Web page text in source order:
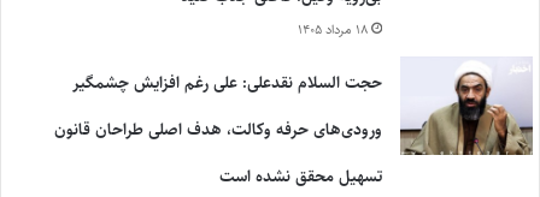
۱۸ مرداد ۱۴۰۵
حجت السلام نقدعلی: علی رغم افزایش چشمگیر
ورودی‌های حرفه وکالت، هدف اصلی طراحان قانون
تسهیل محقق نشده است